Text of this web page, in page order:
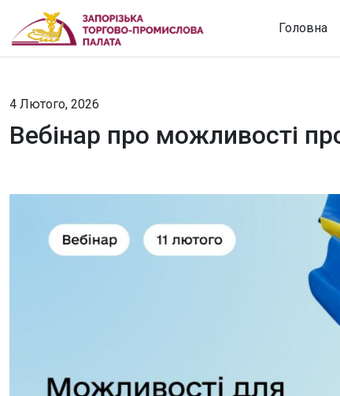
Головна
4 Лютого, 2026
Вебінар про можливості